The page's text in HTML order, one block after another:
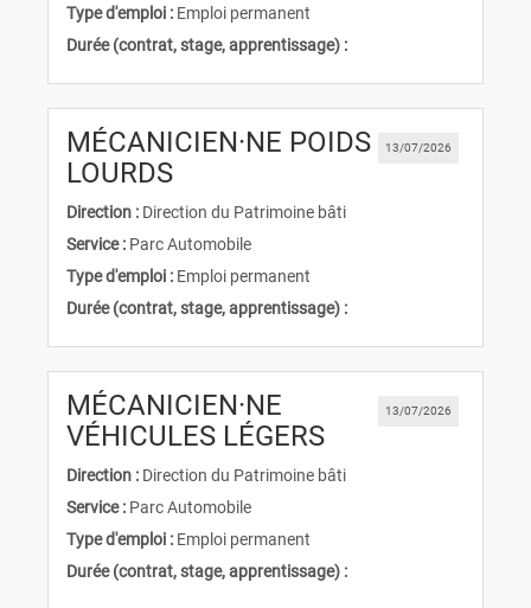
Type d'emploi : Emploi permanent
Durée (contrat, stage, apprentissage) :
13/07/2026
MÉCANICIEN·NE POIDS
LOURDS(Nouvelle fenêtre)
Direction : Direction du Patrimoine bâti
Service : Parc Automobile
Type d'emploi : Emploi permanent
Durée (contrat, stage, apprentissage) :
13/07/2026
MÉCANICIEN·NE
VÉHICULES LÉGERS(Nouvelle
Direction : Direction du Patrimoine bâti
Service : Parc Automobile
Type d'emploi : Emploi permanent
Durée (contrat, stage, apprentissage) :